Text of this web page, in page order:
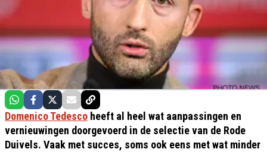
Domenico Tedesco heeft al heel wat aanpassingen en
vernieuwingen doorgevoerd in de selectie van de Rode
Duivels. Vaak met succes, soms ook eens met wat minder